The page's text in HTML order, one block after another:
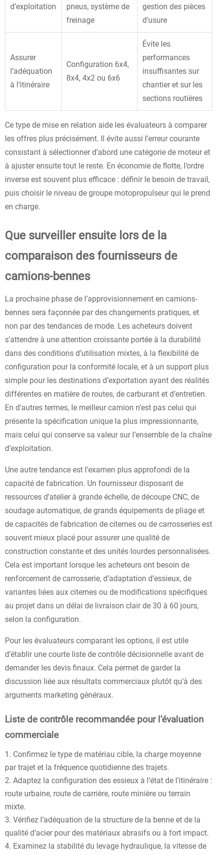
d’exploitation
pneus, système de
freinage
gestion des pièces
d’usure
Assurer
l’adéquation
à l’itinéraire
Configuration 6x4,
8x4, 4x2 ou 6x6
Évite les
performances
insuffisantes sur
chantier et sur les
sections routières
Ce type de mise en relation aide les évaluateurs à comparer
les offres plus précisément. Il évite aussi l’erreur courante
consistant à sélectionner d’abord une catégorie de moteur et
à ajuster ensuite tout le reste. En économie de flotte, l’ordre
inverse est souvent plus efficace : définir le besoin de travail,
puis choisir le niveau de groupe motopropulseur qui le prend
en charge.
Que surveiller ensuite lors de la
comparaison des fournisseurs de
camions-bennes
La prochaine phase de l’approvisionnement en camions-
bennes sera façonnée par des changements pratiques, et
non par des tendances de mode. Les acheteurs doivent
s’attendre à une attention croissante portée à la durabilité
dans des conditions d’utilisation mixtes, à la flexibilité de
configuration pour la conformité locale, et à un support plus
simple pour les destinations d’exportation ayant des réalités
différentes en matière de routes, de carburant et d’entretien.
En d’autres termes, le meilleur camion n’est pas celui qui
présente la spécification unique la plus impressionnante,
mais celui qui conserve sa valeur sur l’ensemble de la chaîne
d’exploitation.
Une autre tendance est l’examen plus approfondi de la
capacité de fabrication. Un fournisseur disposant de
ressources d’atelier à grande échelle, de découpe CNC, de
soudage automatique, de grands équipements de pliage et
de capacités de fabrication de citernes ou de carrosseries est
souvent mieux placé pour assurer une qualité de
construction constante et des unités lourdes personnalisées.
Cela est important lorsque les acheteurs ont besoin de
renforcement de carrosserie, d’adaptation d’essieux, de
variantes liées aux citernes ou de modifications spécifiques
au projet dans un délai de livraison clair de 30 à 60 jours,
selon la configuration.
Pour les évaluateurs comparant les options, il est utile
d’établir une courte liste de contrôle décisionnelle avant de
demander les devis finaux. Cela permet de garder la
discussion liée aux résultats commerciaux plutôt qu’à des
arguments marketing généraux.
Liste de contrôle recommandée pour l’évaluation
commerciale
Confirmez le type de matériau cible, la charge moyenne
par trajet et la fréquence quotidienne des trajets.
Adaptez la configuration des essieux à l’état de l’itinéraire :
route urbaine, route de carrière, route minière ou terrain
mixte.
Vérifiez l’adéquation de la structure de la benne et de la
qualité d’acier pour des matériaux abrasifs ou à fort impact.
Examinez la stabilité du levage hydraulique, la vitesse de